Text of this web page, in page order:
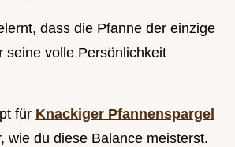
dass die Pfanne der einzige
seine volle Persönlichkeit
für Knackiger Pfannenspargel
wie du diese Balance meisterst.